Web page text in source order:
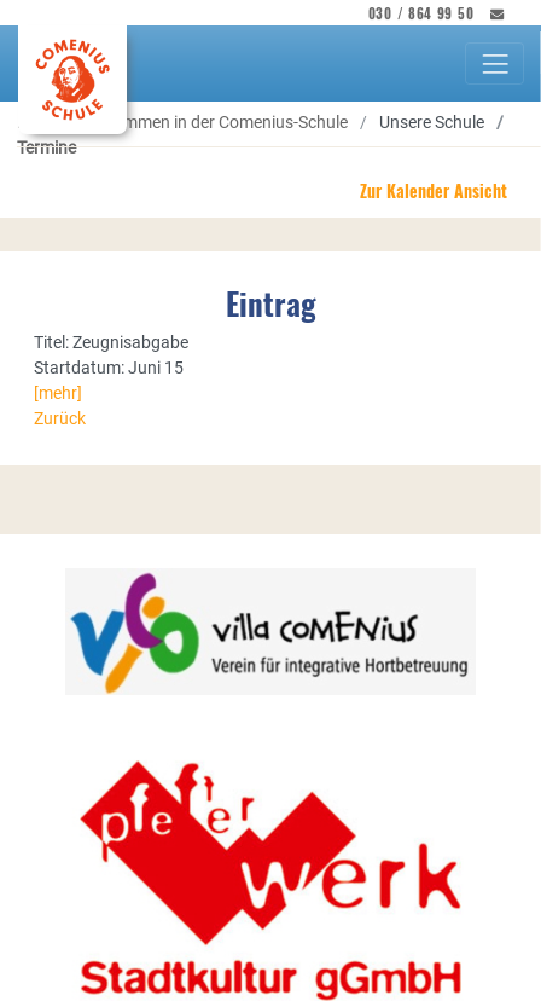
030 / 864 99 50
Herzlich willkommen in der Comenius-Schule
Unsere Schule
Termine
Zur Kalender Ansicht
Eintrag
Titel: Zeugnisabgabe
Startdatum: Juni 15
[mehr]
Zurück